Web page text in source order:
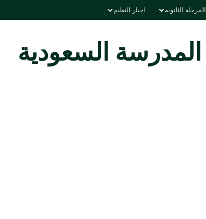
المرحلة الثانوية اخبار التعليم
المدرسة السعودية